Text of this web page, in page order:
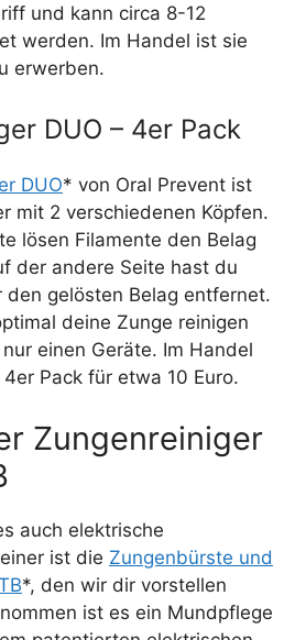
und kann circa 8-12
werden. Im Handel ist sie
erwerben.
DUO – 4er Pack
DUO* von Oral Prevent ist
mit 2 verschiedenen Köpfen.
lösen Filamente den Belag
der andere Seite hast du
den gelösten Belag entfernet.
deine Zunge reinigen
einen Geräte. Im Handel
Pack für etwa 10 Euro.
Zungenreiniger
auch elektrische
ist die Zungenbürste und
*, den wir dir vorstellen
ist es ein Mundpflege